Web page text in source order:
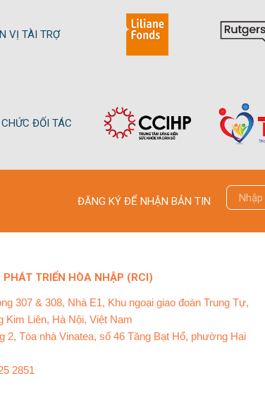
VỊ TÀI TRỢ
ĐỐI TÁC
ĐĂNG KÝ ĐỂ NHẬN BẢN TIN
TRIỂN HÒA NHẬP (RCI)
307 & 308, Nhà E1, Khu ngoại giao đoàn Trung Tự,
Liên, Hà Nội, Việt Nam
2, Tòa nhà Vinatea, số 46 Tăng Bạt Hổ, phường Hai
2851